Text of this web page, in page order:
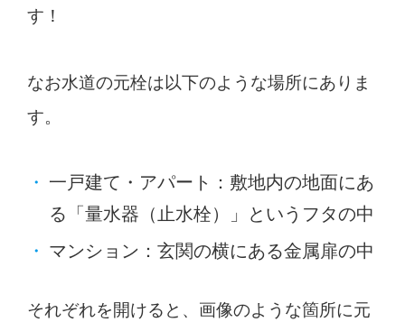
す！
なお水道の元栓は以下のような場所にありま
す。
一戸建て・アパート：敷地内の地面にあ
る「量水器（止水栓）」というフタの中
マンション：玄関の横にある金属扉の中
それぞれを開けると、画像のような箇所に元